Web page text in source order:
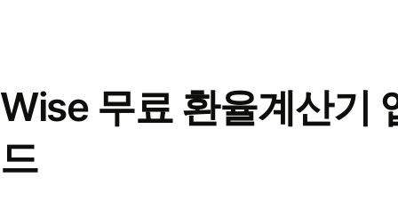
Wise 무료 환율계산기
드